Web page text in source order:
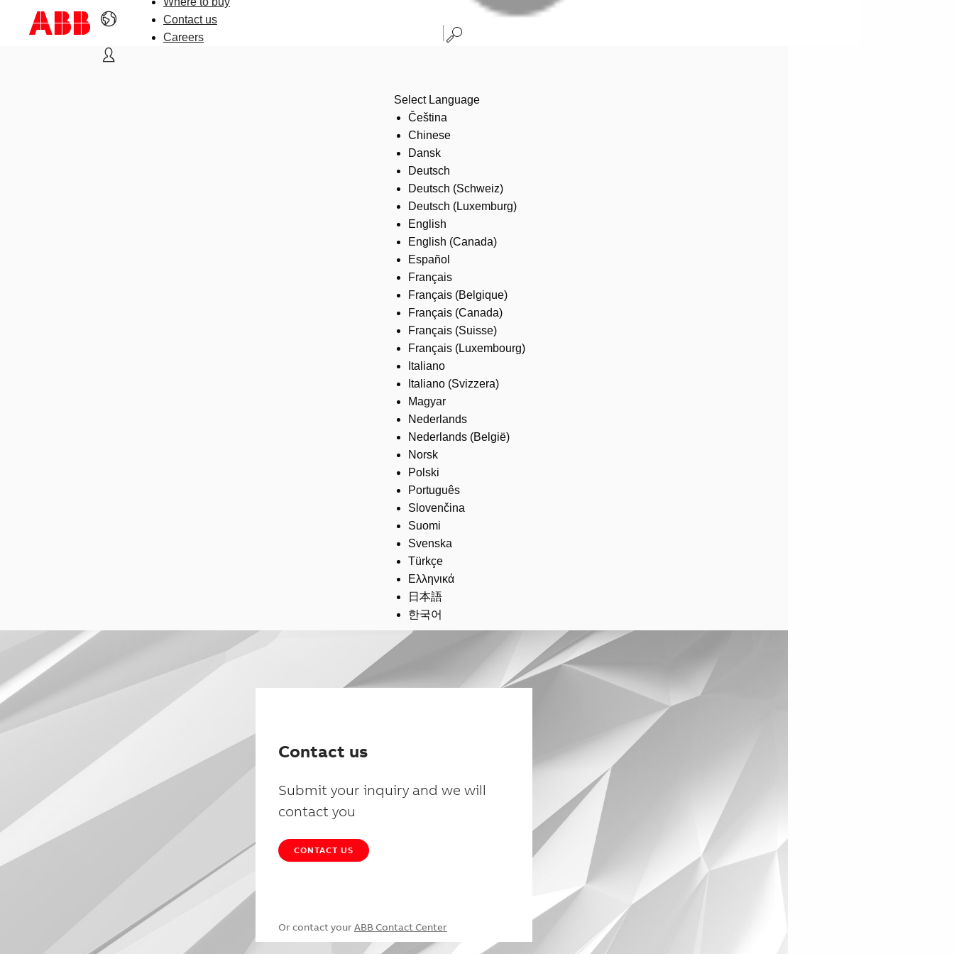
Contact us
Careers
Select Language
Čeština
Chinese
Dansk
Deutsch
Deutsch (Schweiz)
Deutsch (Luxemburg)
English
English (Canada)
Español
Français
Français (Belgique)
Français (Canada)
Français (Suisse)
Français (Luxembourg)
Italiano
Italiano (Svizzera)
Magyar
Nederlands
Nederlands (België)
Norsk
Polski
Português
Slovenčina
Suomi
Svenska
Türkçe
Ελληνικά
日本語
한국어
Contact us
Submit your inquiry and we will
contact you
CONTACT US
Or contact your ABB Contact Center